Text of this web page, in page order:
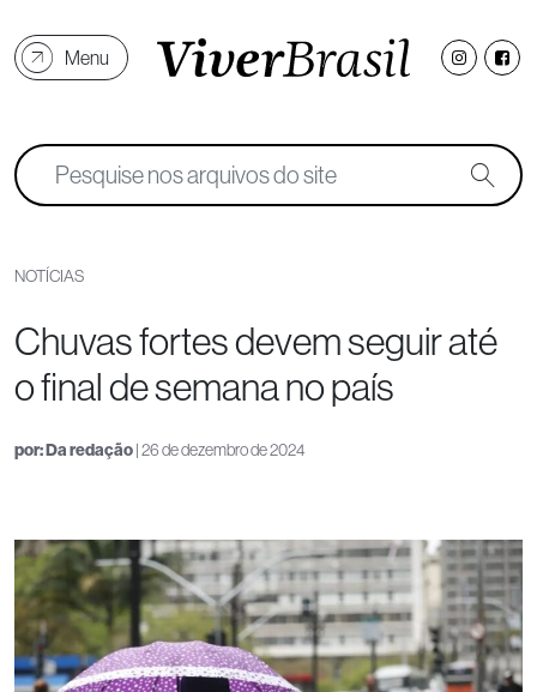
Menu
NOTÍCIAS
Chuvas fortes devem seguir até
o final de semana no país
por:Da redação| 26 de dezembro de 2024